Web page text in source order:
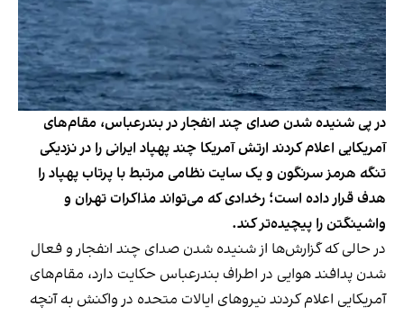
در پی شنیده شدن صدای چند انفجار در بندرعباس، مقام‌های
آمریکایی اعلام کردند ارتش آمریکا چند پهپاد ایرانی را در نزدیکی
تنگه هرمز سرنگون و یک سایت نظامی مرتبط با پرتاب پهپاد را
هدف قرار داده است؛ رخدادی که می‌تواند مذاکرات تهران و
واشینگتن را پیچیده‌تر کند.
در حالی که گزارش‌ها از شنیده شدن صدای چند انفجار و فعال
شدن پدافند هوایی در اطراف بندرعباس حکایت دارد، مقام‌های
آمریکایی اعلام کردند نیروهای ایالات متحده در واکنش به آنچه